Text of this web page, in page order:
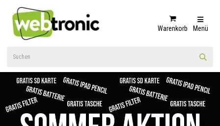
Warenkorb Menü